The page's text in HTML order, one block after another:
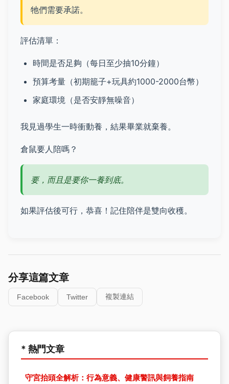
牠們需要承諾。
評估清單：
時間是否足夠（每日至少抽10分鐘）
預算考量（初期籠子+玩具約1000-2000台幣）
家庭環境（是否安靜無噪音）
我見過學生一時衝動養，結果畢業就棄養。
倉鼠要人陪嗎？
要，而且是要你一養到底。
如果評估後可行，恭喜！記住陪伴是雙向收穫。
分享這篇文章
Facebook Twitter 複製連結
* 熱門文章
守宮抬頭全解析：行為意義、健康警訊與飼養指南